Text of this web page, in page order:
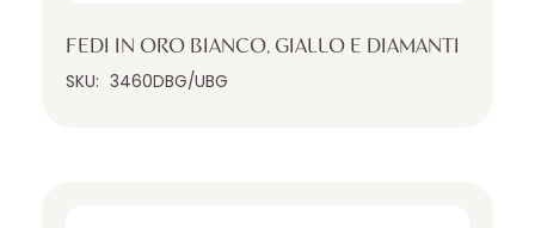
FEDI IN ORO BIANCO, GIALLO E DIAMANTI
SKU: 3460DBG/UBG